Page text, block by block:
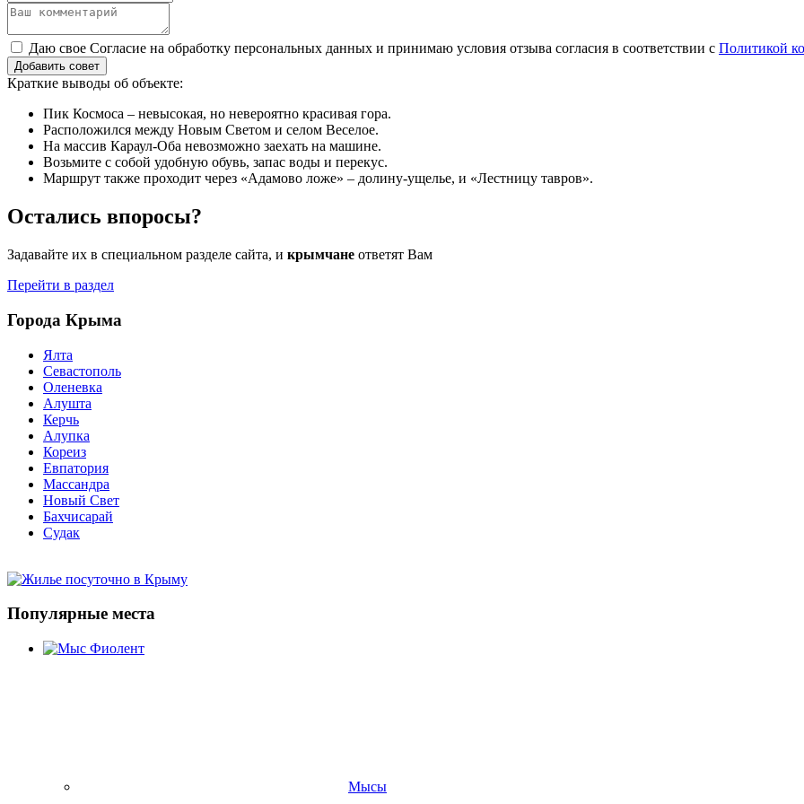
Даю свое Согласие на обработку персональных данных и принимаю условия отзыва согласия в соответствии с Политикой
Добавить совет
Краткие выводы об объекте:
Пик Космоса – невысокая, но невероятно красивая гора.
Расположился между Новым Светом и селом Веселое.
На массив Караул-Оба невозможно заехать на машине.
Возьмите с собой удобную обувь, запас воды и перекус.
Маршрут также проходит через «Адамово ложе» – долину-ущелье, и «Лестницу тавров».
Остались впоросы?
Задавайте их в специальном разделе сайта, и крымчане ответят Вам
Перейти в раздел
Города Крыма
Ялта
Севастополь
Оленевка
Алушта
Керчь
Алупка
Кореиз
Евпатория
Массандра
Новый Свет
Бахчисарай
Судак
Популярные места
Мысы